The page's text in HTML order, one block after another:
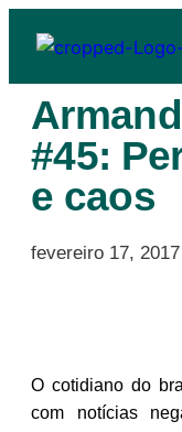
#45:
e caos
fevereiro 17, 2017
O cotidiano do
com notícias